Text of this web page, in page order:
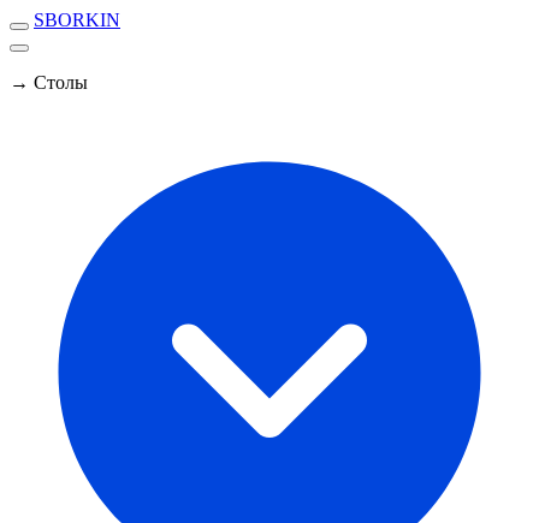
SBORKIN
→ Столы